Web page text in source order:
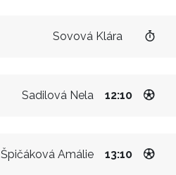
Sovová Klára
Sadilová Nela 12:10
Špičáková Amálie 13:10